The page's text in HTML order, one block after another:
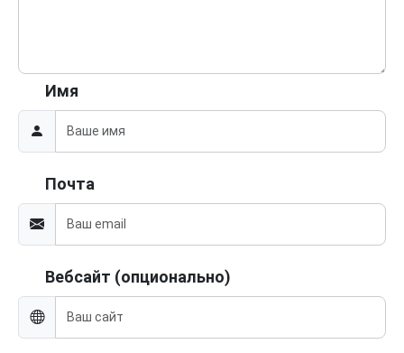
Имя
Почта
Вебсайт (опционально)